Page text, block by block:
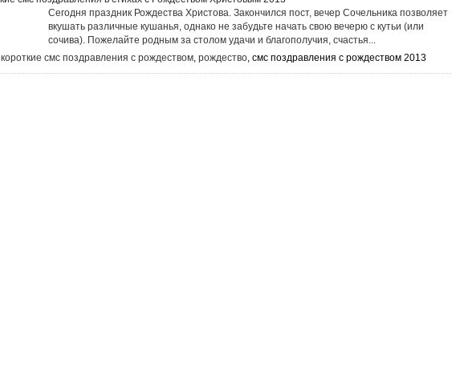
Сегодня праздник Рождества Христова. Закончился пост, вечер Сочельника позволяет
вкушать различные кушанья, однако не забудьте начать свою вечерю с кутьи (или
сочива). Пожелайте родным за столом удачи и благополучия, счастья...
короткие смс поздравления с рождеством, рождество, смс поздравления с рождеством 2013